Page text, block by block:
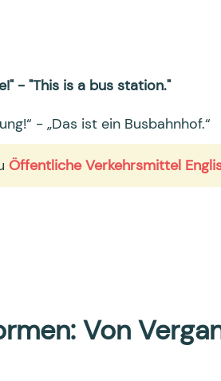
- "This is a bus station."
- „Das ist ein Busbahnhof.“
Öffentliche Verkehrsmittel
Von